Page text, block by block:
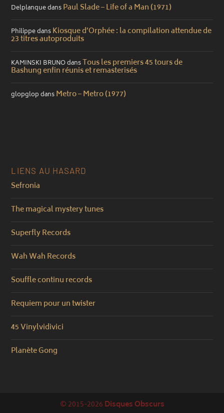
DelplanquedansPaul Slade – Life of a Man (1971)
PhilippedansKiosque d’Orphée : la compilation attendue de
23 titres autoproduits
KAMINSKI BRUNOdansTous les premiers 45 tours de
Bashung enfin réunis et remasterisés
glopglopdansMetro – Metro (1977)
LIENS AU HASARD
Sefronia
The magical mystery tunes
Superfly Records
Wah Wah Records
Souffle continu records
Requiem pour un twister
45 Vinylvidivici
Planète Gong
© 2015-2026 Disques Obscurs